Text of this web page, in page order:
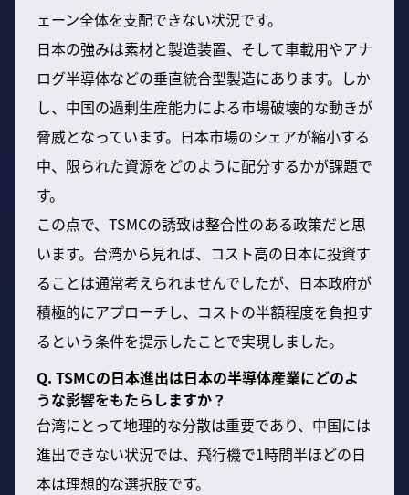
ェーン全体を支配できない状況です。
日本の強みは素材と製造装置、そして車載用やアナ
ログ半導体などの垂直統合型製造にあります。しか
し、中国の過剰生産能力による市場破壊的な動きが
脅威となっています。日本市場のシェアが縮小する
中、限られた資源をどのように配分するかが課題で
す。
この点で、TSMCの誘致は整合性のある政策だと思
います。台湾から見れば、コスト高の日本に投資す
ることは通常考えられませんでしたが、日本政府が
積極的にアプローチし、コストの半額程度を負担す
るという条件を提示したことで実現しました。
Q. TSMCの日本進出は日本の半導体産業にどのよ
うな影響をもたらしますか？
台湾にとって地理的な分散は重要であり、中国には
進出できない状況では、飛行機で1時間半ほどの日
本は理想的な選択肢です。